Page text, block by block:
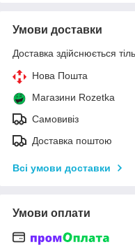
Умови доставки
Доставка здійснюється
Нова Пошта
Магазини Rozetka
Самовивіз
Доставка поштою
Всі умови доставки
Умови оплати